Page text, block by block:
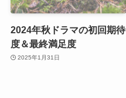
2024年秋ドラマの初回期待
度＆最終満足度
2025年1月31日